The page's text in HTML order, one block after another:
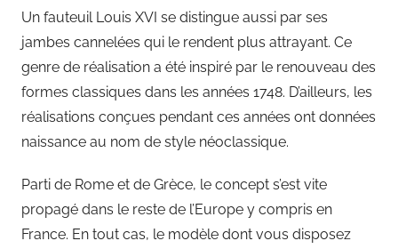
Un fauteuil Louis XVI se distingue aussi par ses
jambes cannelées qui le rendent plus attrayant. Ce
genre de réalisation a été inspiré par le renouveau des
formes classiques dans les années 1748. D’ailleurs, les
réalisations conçues pendant ces années ont données
naissance au nom de style néoclassique.
Parti de Rome et de Grèce, le concept s’est vite
propagé dans le reste de l’Europe y compris en
France. En tout cas, le modèle dont vous disposez